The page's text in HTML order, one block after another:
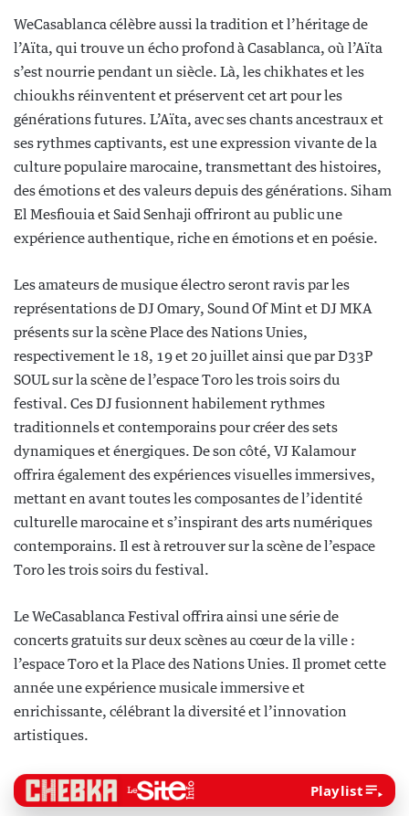
WeCasablanca célèbre aussi la tradition et l’héritage de
l’Aïta, qui trouve un écho profond à Casablanca, où l’Aïta
s’est nourrie pendant un siècle. Là, les chikhates et les
chioukhs réinventent et préservent cet art pour les
générations futures. L’Aïta, avec ses chants ancestraux et
ses rythmes captivants, est une expression vivante de la
culture populaire marocaine, transmettant des histoires,
des émotions et des valeurs depuis des générations. Siham
El Mesfiouia et Said Senhaji offriront au public une
expérience authentique, riche en émotions et en poésie.
Les amateurs de musique électro seront ravis par les
représentations de DJ Omary, Sound Of Mint et DJ MKA
présents sur la scène Place des Nations Unies,
respectivement le 18, 19 et 20 juillet ainsi que par D33P
SOUL sur la scène de l’espace Toro les trois soirs du
festival. Ces DJ fusionnent habilement rythmes
traditionnels et contemporains pour créer des sets
dynamiques et énergiques. De son côté, VJ Kalamour
offrira également des expériences visuelles immersives,
mettant en avant toutes les composantes de l’identité
culturelle marocaine et s’inspirant des arts numériques
contemporains. Il est à retrouver sur la scène de l’espace
Toro les trois soirs du festival.
Le WeCasablanca Festival offrira ainsi une série de
concerts gratuits sur deux scènes au cœur de la ville :
l’espace Toro et la Place des Nations Unies. Il promet cette
année une expérience musicale immersive et
enrichissante, célébrant la diversité et l’innovation
artistiques.
Playlist